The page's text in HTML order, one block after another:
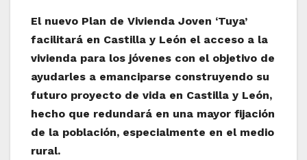
El nuevo Plan de Vivienda Joven ‘Tuya’
facilitará en Castilla y León el acceso a la
vivienda para los jóvenes con el objetivo de
ayudarles a emanciparse construyendo su
futuro proyecto de vida en Castilla y León,
hecho que redundará en una mayor fijación
de la población, especialmente en el medio
rural.